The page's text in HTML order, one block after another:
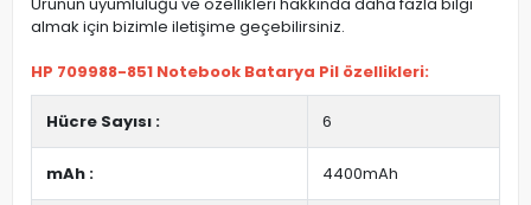
almak için bizimle iletişime geçebilirsiniz.
HP 709988-851 Notebook Batarya Pil özellikleri:
Hücre Sayısı : 6
mAh : 4400mAh